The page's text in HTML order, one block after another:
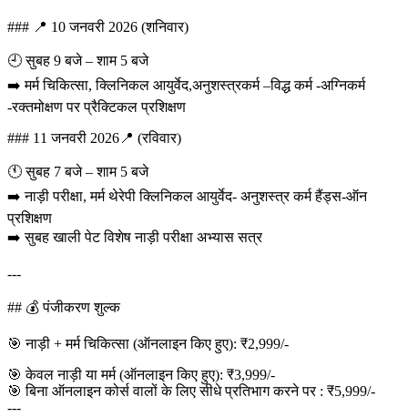
### 📍 10 जनवरी 2026 (शनिवार)
🕘 सुबह 9 बजे – शाम 5 बजे
➡️ मर्म चिकित्सा, क्लिनिकल आयुर्वेद,अनुशस्त्रकर्म –विद्ध कर्म -अग्निकर्म
-रक्तमोक्षण पर प्रैक्टिकल प्रशिक्षण
### 11 जनवरी 2026📍 (रविवार)
🕚 सुबह 7 बजे – शाम 5 बजे
➡️ नाड़ी परीक्षा, मर्म थेरेपी क्लिनिकल आयुर्वेद- अनुशस्त्र कर्म हैंड्स-ऑन
प्रशिक्षण
➡️ सुबह खाली पेट विशेष नाड़ी परीक्षा अभ्यास सत्र
---
## 💰 पंजीकरण शुल्क
🎯 नाड़ी + मर्म चिकित्सा (ऑनलाइन किए हुए): ₹2,999/-
🎯 केवल नाड़ी या मर्म (ऑनलाइन किए हुए): ₹3,999/-
🎯 बिना ऑनलाइन कोर्स वालों के लिए सीधे प्रतिभाग करने पर : ₹5,999/-
---